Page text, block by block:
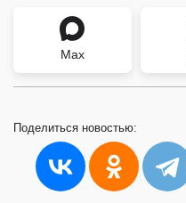
Max
Поделиться новостью: